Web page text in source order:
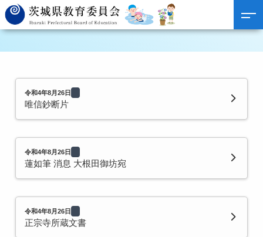
令和4年8月26日
唯信鈔断片
令和4年8月26日
蓮如筆 消息 大根田御坊宛
令和4年8月26日
正宗寺所蔵文書